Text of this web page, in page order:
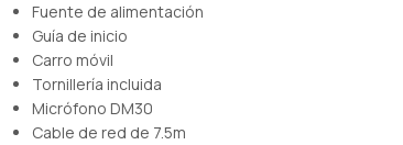
Fuente de alimentación
Guía de inicio
Carro móvil
Tornillería incluida
Micrófono DM30
Cable de red de 7.5m